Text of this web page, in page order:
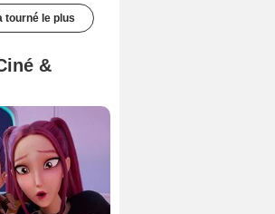
tourné le plus
&